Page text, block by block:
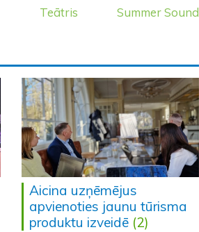
Teātris Summer Sound
Aicina uzņēmējus
apvienoties jaunu tūrisma
produktu izveidē (2)